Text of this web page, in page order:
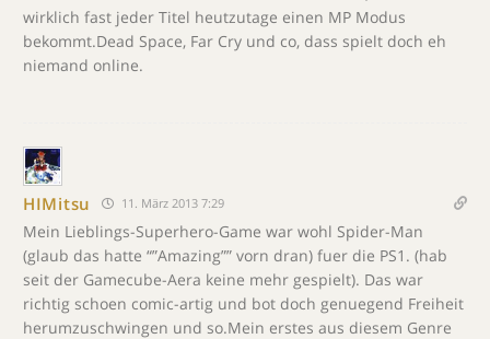
wirklich fast jeder Titel heutzutage einen MP Modus
bekommt.Dead Space, Far Cry und co, dass spielt doch eh
niemand online.
HIMitsu 11. März 2013 7:29
Mein Lieblings-Superhero-Game war wohl Spider-Man
(glaub das hatte “”Amazing”” vorn dran) fuer die PS1. (hab
seit der Gamecube-Aera keine mehr gespielt). Das war
richtig schoen comic-artig und bot doch genuegend Freiheit
herumzuschwingen und so.Mein erstes aus diesem Genre